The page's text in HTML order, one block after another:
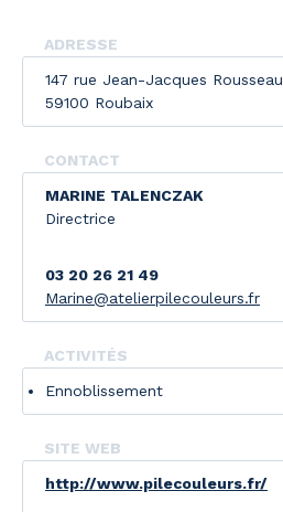
ADRESSE
147 rue Jean-Jacques Rousseau
59100 Roubaix
CONTACT
MARINE TALENCZAK
Directrice
03 20 26 21 49
Marine@atelierpilecouleurs.fr
ACTIVITÉS
Ennoblissement
SITE WEB
http://www.pilecouleurs.fr/